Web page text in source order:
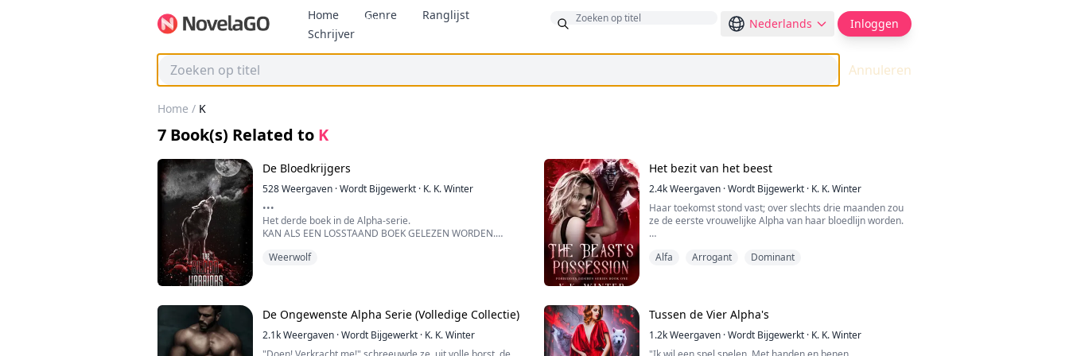
Home Genre
Ranglijst
Schrijver
Bonus Nederlands Inloggen
Annuleren
Home / K
7 Book(s) Related to K
De Bloedkrijgers
528Weergaven ·Wordt Bijgewerkt · K. K. Winter
•••
Het derde boek in de Alpha-serie.
KAN ALS EEN LOSSTAAND BOEK GELEZEN WORDEN.
de toekomstige Alpha van de Blood Warrior-roedel.
Het leven leek simpel; hij had veel plezier, meer dan
genoeg aandacht en respect zonder iets te hoeven doen.
Dit alles kwam tot een einde toen zijn ogen op een
Weerwolf
Het bezit van het beest
2.4kWeergaven ·Wordt Bijgewerkt · K. K. Winter
Haar toekomst stond vast; over slechts drie maanden zou
ze de eerste vrouwelijke Alpha van haar bloedlijn worden.
veranderde in een nachtmerrie. Die dag ontdekte Aife dat
Hij kwam uit de schaduwen om te bewijzen dat hij echt was:
de roedel werd aangevallen, krijgers vielen aan haar
voeten en ze werd gedwongen een keuze te maken die
haar werkelijkheid zou verbrijzelen. "Haar. Geef mij haar en
Alfa Arrogant Dominant
De Ongewenste Alpha Serie (Volledige Collectie)
2.1kWeergaven ·Wordt Bijgewerkt · K. K. Winter
Tussen de Vier Alpha's
1.2kWeergaven ·Wordt Bijgewerkt · K. K. Winter